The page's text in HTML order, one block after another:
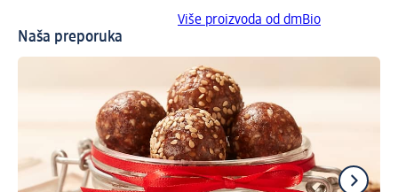
Više proizvoda od dmBio
Naša preporuka